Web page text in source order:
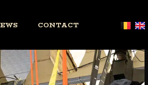
CONTACT